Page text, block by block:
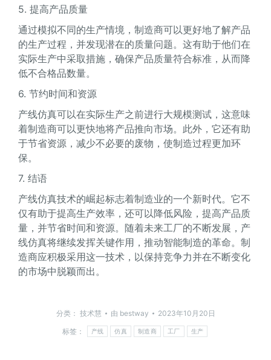
5. 提高产品质量
通过模拟不同的生产情境，制造商可以更好地了解产品
的生产过程，并发现潜在的质量问题。这有助于他们在
实际生产中采取措施，确保产品质量符合标准，从而降
低不合格品数量。
6. 节约时间和资源
产线仿真可以在实际生产之前进行大规模测试，这意味
着制造商可以更快地将产品推向市场。此外，它还有助
于节省资源，减少不必要的废物，使制造过程更加环
保。
7. 结语
产线仿真技术的崛起标志着制造业的一个新时代。它不
仅有助于提高生产效率，还可以降低风险，提高产品质
量，并节省时间和资源。随着未来工厂的不断发展，产
线仿真将继续发挥关键作用，推动智能制造的革命。制
造商应积极采用这一技术，以保持竞争力并在不断变化
的市场中脱颖而出。
分类： 技术慧 由 bestway
2023年10月20日
标签：
产线 仿真 制造商 工厂 生产